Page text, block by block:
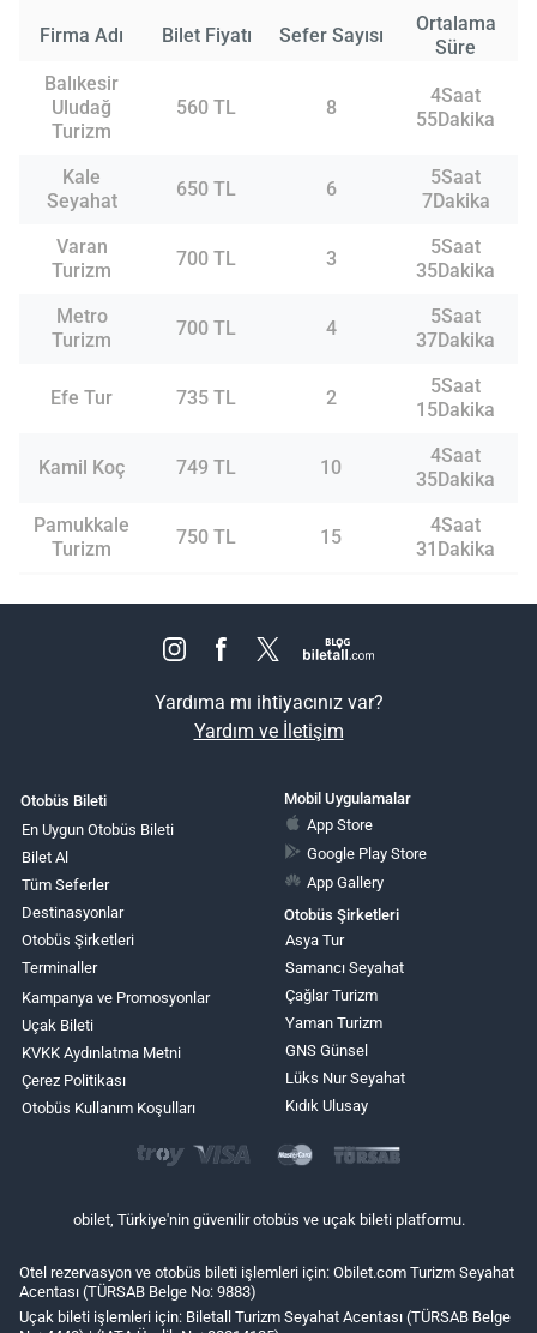
Firma Adı Bilet Fiyatı Sefer Sayısı
Ortalama
Süre
Balıkesir
Uludağ
Turizm
560 TL 8
4Saat
55Dakika
Kale
Seyahat
650 TL 6
5Saat
7Dakika
Varan
Turizm
700 TL 3
5Saat
35Dakika
Metro
Turizm
700 TL 4
5Saat
37Dakika
Efe Tur 735 TL 2
5Saat
15Dakika
Kamil Koç 749 TL 10
4Saat
35Dakika
Pamukkale
Turizm
750 TL 15
4Saat
31Dakika
Yardıma mı ihtiyacınız var?
Yardım ve İletişim
Otobüs Bileti
En Uygun Otobüs Bileti
Bilet Al
Tüm Seferler
Destinasyonlar
Otobüs Şirketleri
Terminaller
Kampanya ve Promosyonlar
Uçak Bileti
KVKK Aydınlatma Metni
Çerez Politikası
Otobüs Kullanım Koşulları
Mobil Uygulamalar
App Store
Google Play Store
App Gallery
Otobüs Şirketleri
Asya Tur
Samancı Seyahat
Çağlar Turizm
Yaman Turizm
GNS Günsel
Lüks Nur Seyahat
Kıdık Ulusay
obilet, Türkiye'nin güvenilir otobüs ve uçak bileti platformu.
Otel rezervasyon ve otobüs bileti işlemleri için: Obilet.com Turizm Seyahat
Acentası (TÜRSAB Belge No: 9883)
Uçak bileti işlemleri için: Biletall Turizm Seyahat Acentası (TÜRSAB Belge